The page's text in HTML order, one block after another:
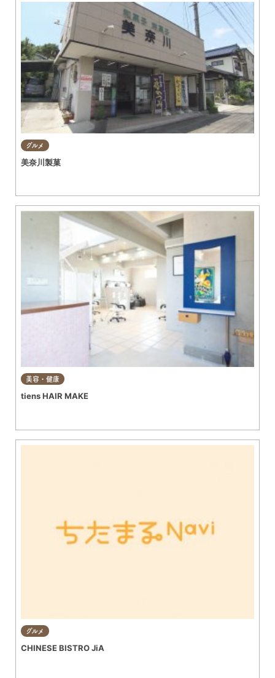
グルメ
美奈川製菓
美容・健康
tiens HAIR MAKE
グルメ
CHINESE BISTRO JiA